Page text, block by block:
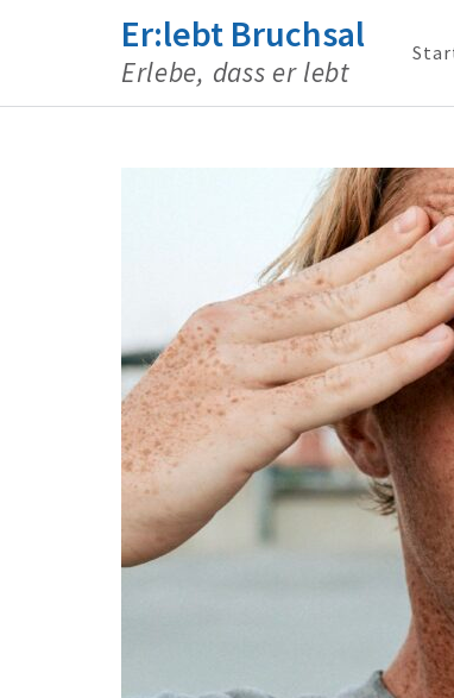
Er:lebt Bruchsal
Erlebe, dass er lebt